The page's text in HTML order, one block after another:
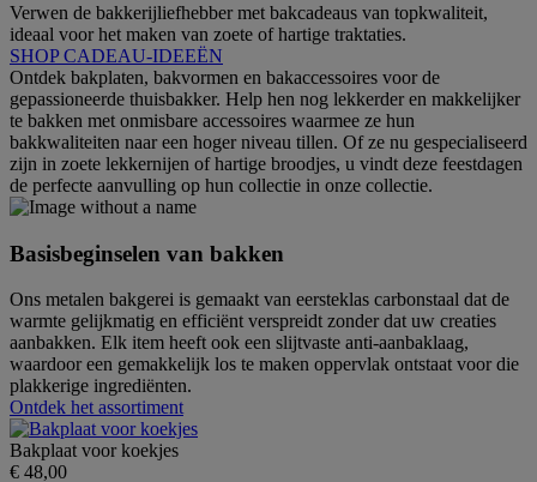
Verwen de bakkerijliefhebber met bakcadeaus van topkwaliteit,
ideaal voor het maken van zoete of hartige traktaties.
SHOP CADEAU-IDEEËN
Ontdek bakplaten, bakvormen en bakaccessoires voor de
gepassioneerde thuisbakker. Help hen nog lekkerder en makkelijker
te bakken met onmisbare accessoires waarmee ze hun
bakkwaliteiten naar een hoger niveau tillen. Of ze nu gespecialiseerd
zijn in zoete lekkernijen of hartige broodjes, u vindt deze feestdagen
de perfecte aanvulling op hun collectie in onze collectie.
Basisbeginselen van bakken
Ons metalen bakgerei is gemaakt van eersteklas carbonstaal dat de
warmte gelijkmatig en efficiënt verspreidt zonder dat uw creaties
aanbakken. Elk item heeft ook een slijtvaste anti-aanbaklaag,
waardoor een gemakkelijk los te maken oppervlak ontstaat voor die
plakkerige ingrediënten.
Ontdek het assortiment
Bakplaat voor koekjes
€ 48,00